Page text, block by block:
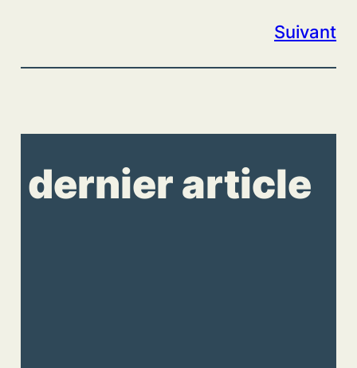
Suivant
dernier article